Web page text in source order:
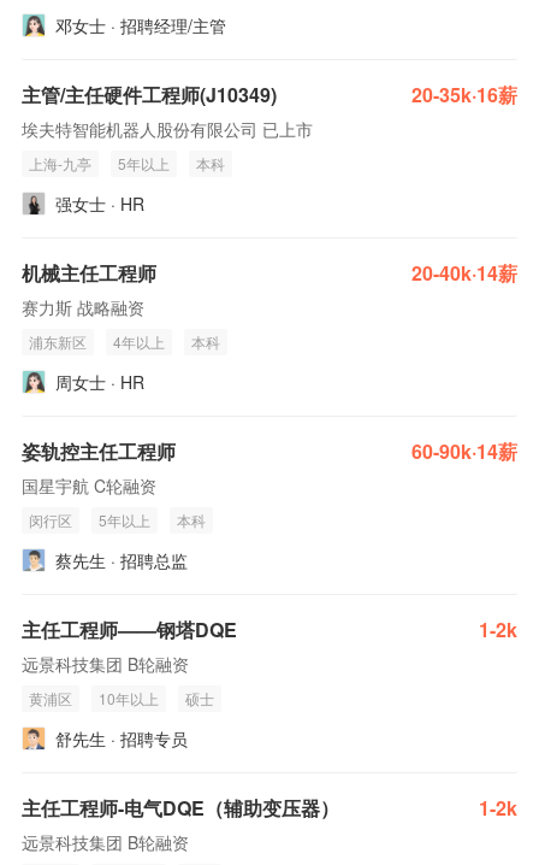
邓女士 · 招聘经理/主管
主管/主任硬件工程师(J10349) 20-35k·16薪
埃夫特智能机器人股份有限公司 已上市
上海-九亭 5年以上 本科
强女士 · HR
机械主任工程师 20-40k·14薪
赛力斯 战略融资
浦东新区 4年以上 本科
周女士 · HR
姿轨控主任工程师 60-90k·14薪
国星宇航 C轮融资
闵行区 5年以上 本科
蔡先生 · 招聘总监
主任工程师——钢塔DQE 1-2k
远景科技集团 B轮融资
黄浦区 10年以上 硕士
舒先生 · 招聘专员
主任工程师-电气DQE（辅助变压器） 1-2k
远景科技集团 B轮融资